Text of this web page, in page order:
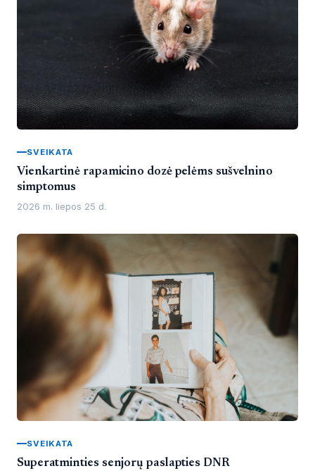
SVEIKATA
Vienkartinė rapamicino dozė pelėms sušvelnino
simptomus
2026 m. liepos 25 d.
SVEIKATA
Superatminties senjorų paslapties DNR